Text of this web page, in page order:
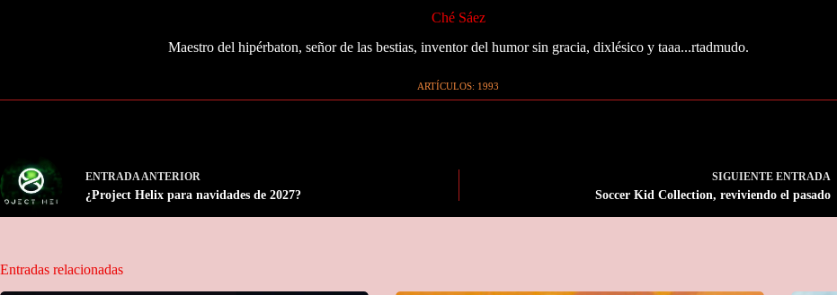
Ché Sáez
Maestro del hipérbaton, señor de las bestias, inventor del humor sin gracia, dixlésico y taaa...rtadmudo.
ARTÍCULOS: 1993
ENTRADAANTERIOR
¿Project Helix para navidades de 2027?
SIGUIENTEENTRADA
Soccer Kid Collection, reviviendo el pasado
Entradas relacionadas